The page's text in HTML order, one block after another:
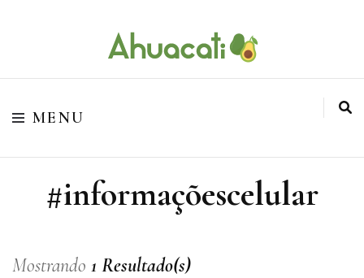
Ahuacati
O melhor da Internet em um só lugar
MENU
#informaçõescelular
Mostrando 1 Resultado(s)